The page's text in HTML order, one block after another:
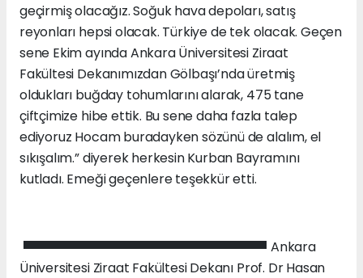
geçirmiş olacağız. Soğuk hava depoları, satış
reyonları hepsi olacak. Türkiye de tek olacak. Geçen
sene Ekim ayında Ankara Üniversitesi Ziraat
Fakültesi Dekanımızdan Gölbaşı’nda üretmiş
oldukları buğday tohumlarını alarak, 475 tane
çiftçimize hibe ettik. Bu sene daha fazla talep
ediyoruz Hocam buradayken sözünü de alalım, el
sıkışalım.” diyerek herkesin Kurban Bayramını
kutladı. Emeği geçenlere teşekkür etti.
Ankara
Üniversitesi Ziraat Fakültesi Dekanı Prof. Dr Hasan